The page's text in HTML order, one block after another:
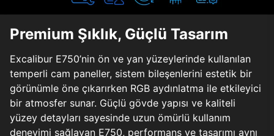
Premium Şıklık, Güçlü Tasarım
Excalibur E750’nin ön ve yan yüzeylerinde kullanılan
temperli cam paneller, sistem bileşenlerini estetik bir
görünümle öne çıkarırken RGB aydınlatma ile etkileyici
bir atmosfer sunar. Güçlü gövde yapısı ve kaliteli
yüzey detayları sayesinde uzun ömürlü kullanım
deneyimi sağlayan E750, performans ve tasarımı aynı